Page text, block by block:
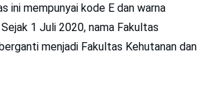
ini mempunyai kode E dan warna
1 Juli 2020, nama Fakultas
menjadi Fakultas Kehutanan dan